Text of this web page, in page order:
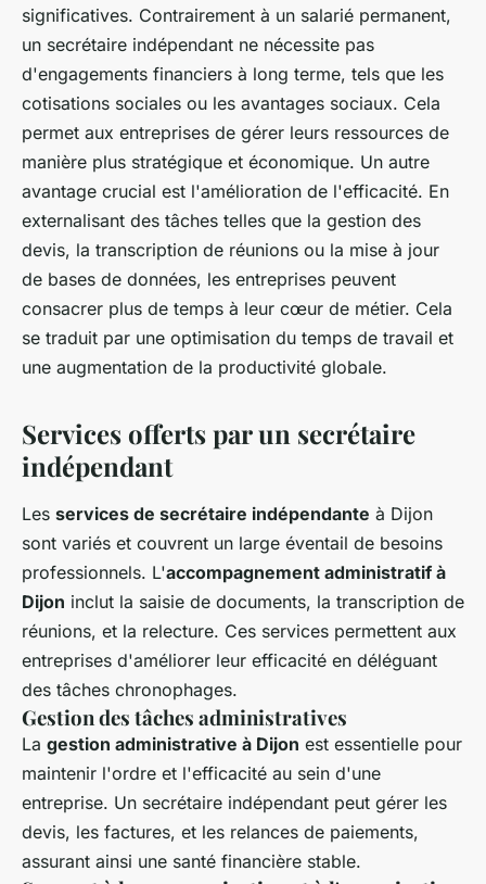
significatives. Contrairement à un salarié permanent,
un secrétaire indépendant ne nécessite pas
d'engagements financiers à long terme, tels que les
cotisations sociales ou les avantages sociaux. Cela
permet aux entreprises de gérer leurs ressources de
manière plus stratégique et économique. Un autre
avantage crucial est l'amélioration de l'efficacité. En
externalisant des tâches telles que la gestion des
devis, la transcription de réunions ou la mise à jour
de bases de données, les entreprises peuvent
consacrer plus de temps à leur cœur de métier. Cela
se traduit par une optimisation du temps de travail et
une augmentation de la productivité globale.
Services offerts par un secrétaire
indépendant
Les services de secrétaire indépendante à Dijon
sont variés et couvrent un large éventail de besoins
professionnels. L'accompagnement administratif à
Dijon inclut la saisie de documents, la transcription de
réunions, et la relecture. Ces services permettent aux
entreprises d'améliorer leur efficacité en déléguant
des tâches chronophages.
Gestion des tâches administratives
La gestion administrative à Dijon est essentielle pour
maintenir l'ordre et l'efficacité au sein d'une
entreprise. Un secrétaire indépendant peut gérer les
devis, les factures, et les relances de paiements,
assurant ainsi une santé financière stable.